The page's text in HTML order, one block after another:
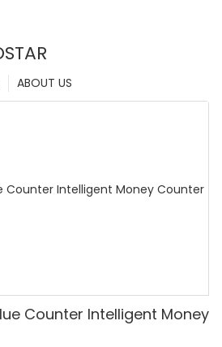
ABOUT US
Counter Intelligent Money